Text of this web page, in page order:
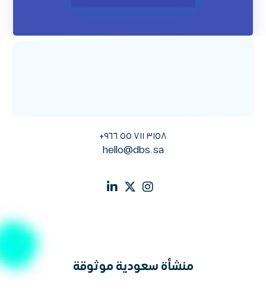
٣١٥٨ ٧١١ ٥٥ ٩٦٦+
hello@dbs.sa
منشأة سعودية موثوقة